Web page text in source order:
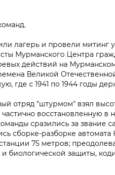
лагерь и провели митинг
Мурманского Центра
действий на
Великой
где с 1941 по 1944 годы
отряд "штурмом" взял
восстановленную
сразились за звание
сборке-разборке
75 метров;
биологической защиты,